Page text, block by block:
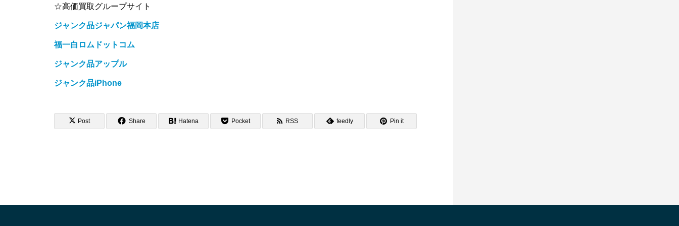
☆高価買取グループサイト
ジャンク品ジャパン福岡本店
福一白ロムドットコム
ジャンク品アップル
ジャンク品iPhone
Post Share Hatena Pocket RSS feedly Pin it